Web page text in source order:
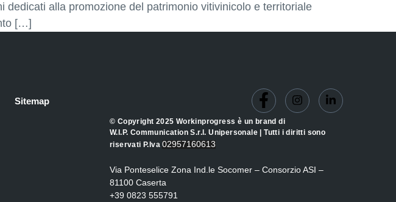
alla promozione del patrimonio vitivinicolo e territoriale
[…]
Sitemap
© Copyright 2025 Workinprogress è un brand di
W.I.P. Communication S.r.l. Unipersonale | Tutti i diritti sono
riservati P.Iva02957160613
Via Ponteselice Zona Ind.le Socomer – Consorzio ASI –
81100 Caserta
+39 0823 555791